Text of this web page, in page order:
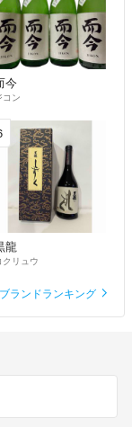
今
コン
龍
クリュウ
ランドランキング